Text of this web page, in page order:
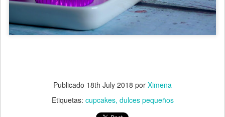
Publicado 18th July 2018 por Ximena
Etiquetas: cupcakes dulces pequeños